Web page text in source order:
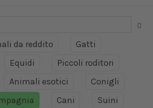
da reddito
Gatti
Equidi
Piccoli roditori
Animali esotici
Conigli
Cani
Suini